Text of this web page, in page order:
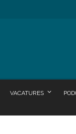
VACATURES